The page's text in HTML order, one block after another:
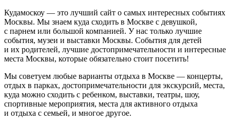
Кудамоскоу — это лучший сайт о самых интересных событиях
Москвы. Мы знаем куда сходить в Москве с девушкой,
с парнем или большой компанией. У нас только лучшие
события, музеи и выставки Москвы. События для детей
и их родителей, лучшие достопримечательности и интересные
места Москвы, которые обязательно стоит посетить!
Мы советуем любые варианты отдыха в Москве — концерты,
отдых в парках, достопримечательности для экскурсий, места,
куда можно сходить с ребенком, выставки, театры, шоу,
спортивные мероприятия, места для активного отдыха
и отдыха с семьей, и многое другое.